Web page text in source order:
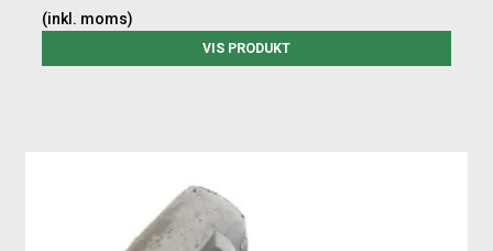
(inkl. moms)
VIS PRODUKT